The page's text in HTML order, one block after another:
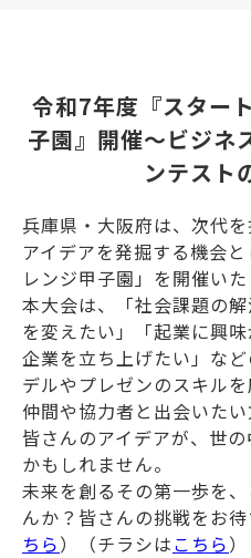
令和7年度『スター
子園』開催～ビジネ
ンテスト
兵庫県・大阪府は、次代
アイデアを発掘する機会
レンジ甲子園」を開催いた
本大会は、「社会課題の
を変えたい」「起業に興
企業を立ち上げたい」な
デルやプレゼンのスキル
仲間や協力者と出会いたい
皆さんのアイデアが、世
かもしれません。
未来を創るその第一歩を
んか？皆さんの挑戦をお
ちら）（チラシはこちら）